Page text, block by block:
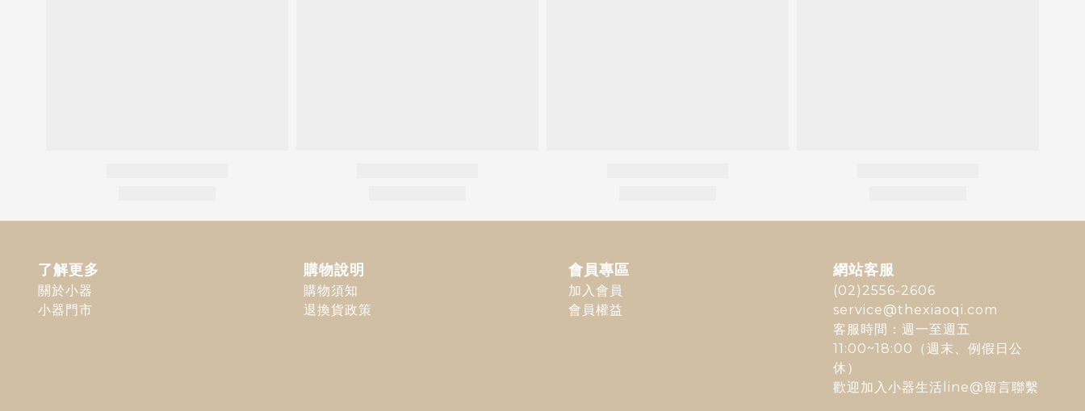
了解更多
關於小器
小器門市
購物說明
購物須知
退換貨政策
會員專區
加入會員
會員權益
網站客服
(02)2556-2606
service@thexiaoqi.com
客服時間：週一至週五
11:00~18:00（週末、例假日公
休）
歡迎加入 小器生活line@留言聯繫